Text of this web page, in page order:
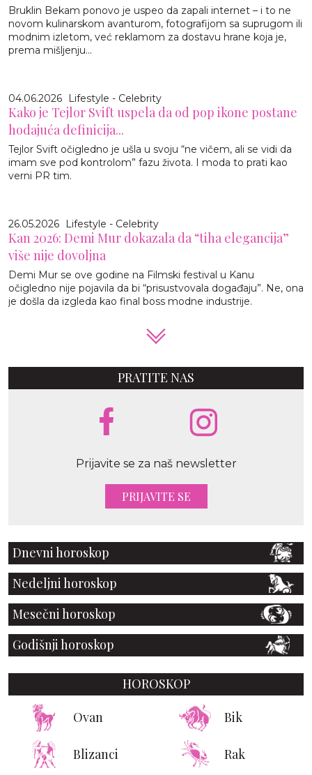
Bruklin Bekam ponovo je uspeo da zapali internet – i to ne
novom kulinarskom avanturom, fotografijom sa suprugom ili
modnim izletom, već reklamom za dostavu hrane koja je,
prema mišljenju...
04.06.2026 Lifestyle - Celebrity
Kako je Tejlor Svift uspela da od pop ikone postane
hodajuća definicija...
Tejlor Svift očigledno je ušla u svoju “ne vičem, ali se vidi da
imam sve pod kontrolom” fazu života. I moda to prati kao
verni PR tim.
26.05.2026 Lifestyle - Celebrity
Kan 2026: Demi Mur dokazala da “tiha elegancija”
više nije dovoljna
Demi Mur se ove godine na Filmski festival u Kanu
očigledno nije pojavila da bi “prisustvovala događaju”. Ne, ona
je došla da izgleda kao final boss modne industrije.
PRATITE NAS
Prijavite se za naš newsletter
PRIJAVITE SE
Dnevni horoskop
Nedeljni horoskop
Mesečni horoskop
Godišnji horoskop
HOROSKOP
Ovan Bik
Blizanci Rak